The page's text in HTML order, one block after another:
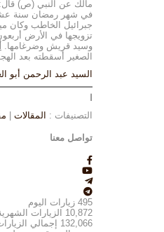
في شهر رمضان سنة عشر من
جبرائيل الخاطب وكان
وسيد قريش وضرغامها.
الصغير أسقطته بعد
السيد عبد الرحمن أبو
التصنيفات : المقالات
تواصل معنا
495 زيارات اليوم
10,872
الزيارات
132,066
إجمالي